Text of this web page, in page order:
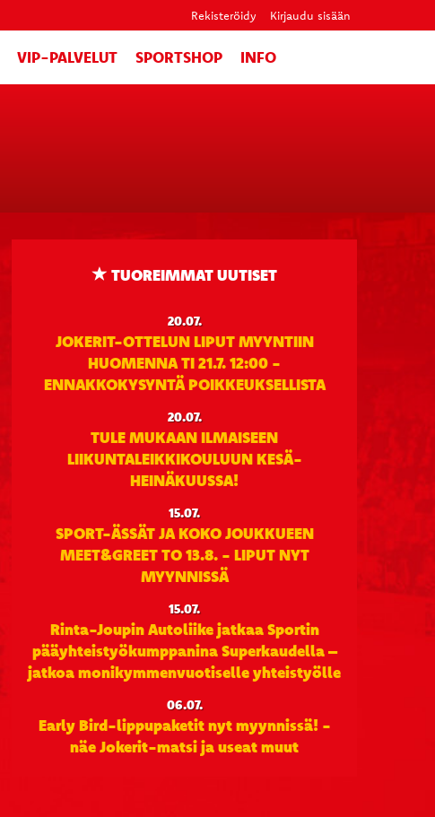
Rekisteröidy Kirjaudu sisään
VIP-PALVELUT SPORTSHOP INFO
TUOREIMMAT UUTISET
20.07.
JOKERIT-OTTELUN LIPUT MYYNTIIN
HUOMENNA TI 21.7. 12:00 -
ENNAKKOKYSYNTÄ POIKKEUKSELLISTA
20.07.
TULE MUKAAN ILMAISEEN
LIIKUNTALEIKKIKOULUUN KESÄ-
HEINÄKUUSSA!
15.07.
SPORT-ÄSSÄT JA KOKO JOUKKUEEN
MEET&GREET TO 13.8. - LIPUT NYT
MYYNNISSÄ
15.07.
Rinta-Joupin Autoliike jatkaa Sportin
pääyhteistyökumppanina Superkaudella –
jatkoa monikymmenvuotiselle yhteistyölle
06.07.
Early Bird-lippupaketit nyt myynnissä! -
näe Jokerit-matsi ja useat muut